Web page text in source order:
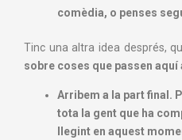
comèdia, o penses
Tinc una altra idea després,
sobre coses que passen aquí
Arribem a la part final.
tota la gent que ha
llegint en aquest